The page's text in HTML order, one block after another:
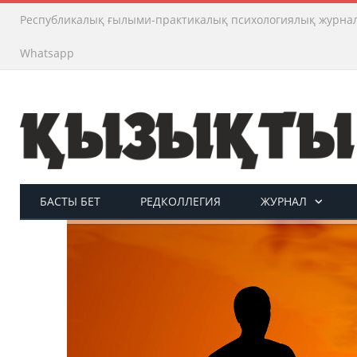
Республикалық ғылыми-практикалық психологиялық
Whatsapp
БАСТЫ БЕТ РЕДКОЛЛЕГИЯ ЖУРНАЛ